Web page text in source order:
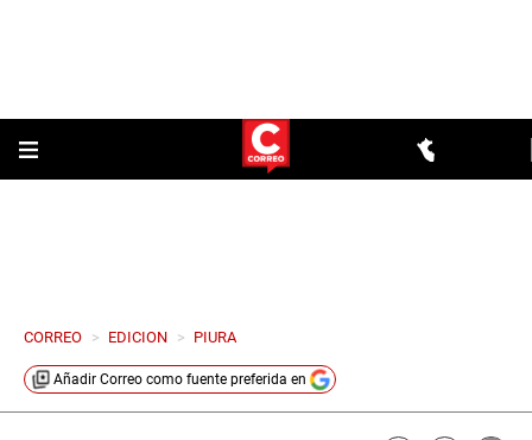
CORREO > EDICION > PIURA
Añadir Correo como fuente preferida en